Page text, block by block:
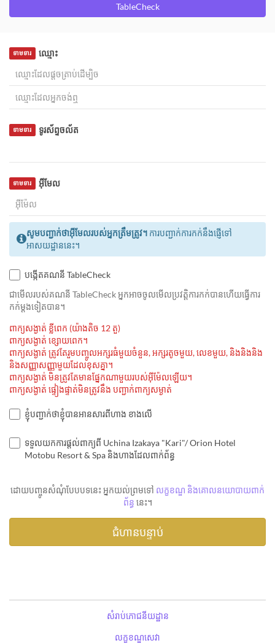
TableCheck
ឈ្មោះ
ទាមទារ
ទូរស័ព្ទចល័ត
ទាមទារ
អ៊ីមែល
ទាមទារ
សូមបញ្ជាក់ថាអ៊ីមែលរបស់អ្នកត្រឹមត្រូវ។ ការបញ្ជាក់ការកក់នឹងផ្ញើទៅ
អាសយដ្ឋាននេះ។
បង្កើតគណនី TableCheck
ជាមេីលរបស់គណនី TableCheck អ្នកអាចចូលមើលប្រវត្តិការកក់បានហើយធ្វើការ
កក់ម្ដងទៀតបាន។
ពាក្យសង្ងាត់ ខ្លីពេក (យ៉ាងតិច 12 តួ)
ពាក្យសង្ងាត់ ខ្សោយពេក។
ពាក្យសង្ងាត់ ត្រូវតែរួមបញ្ចូលអក្សរធំមួយចំនួន, អក្សរតូចមួយ, លេខមួយ, និងនិងនិង
និងសញ្ញាសញ្ញាមួយដែលខុសគ្នា។
ពាក្យសង្ងាត់ មិនត្រូវតែមានផ្នែកណាមួយរបស់អ៊ីម៉ែលឡើយ។
ពាក្យសង្ងាត់ ផ្ទៀងផ្ទាត់មិនត្រូវនឹង បញ្ជាក់ពាក្យសម្ងាត់
ខ្ញុំបញ្ជាក់ថាខ្ញុំបានអានសារពីហាង ខាងលើ
ទទួលយកការផ្តល់ពាក្យពី Uchina Izakaya "Kari"/ Orion Hotel
Motobu Resort & Spa និងហាងដែលពាក់ព័ន្ធ
ដោយបញ្ចូនសំណុំបែបបទនេះ អ្នកយល់ព្រមទៅ លក្ខខណ្ឌ និងគោលនយោបាយពាក់
ព័ន្ធ នេះ។
សំរាប់ភោជនីយដ្ឋាន
លក្ខខណ្ឌសេវា